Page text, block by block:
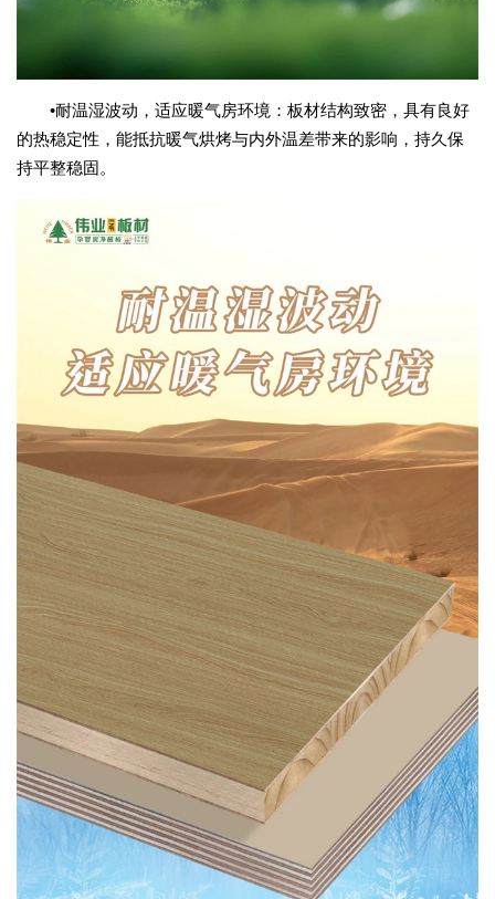
•耐温湿波动，适应暖气房环境：板材结构致密，具有良好
的热稳定性，能抵抗暖气烘烤与内外温差带来的影响，持久保
持平整稳固。